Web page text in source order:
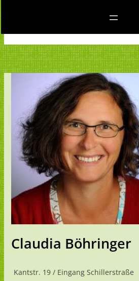
Claudia Böhringer
Kantstr. 19 / Eingang Schillerstraße